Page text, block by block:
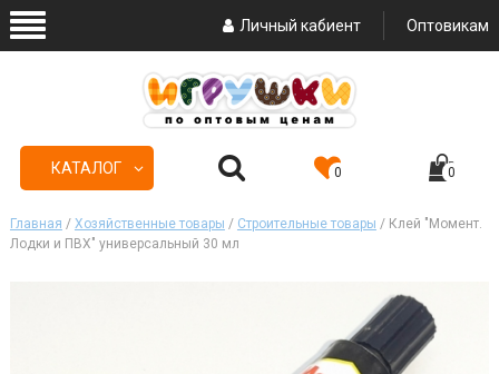
Личный кабиент Оптовикам
КАТАЛОГ 0 0
Главная / Хозяйственные товары / Строительные товары / Клей "Момент.
Лодки и ПВХ" универсальный 30 мл